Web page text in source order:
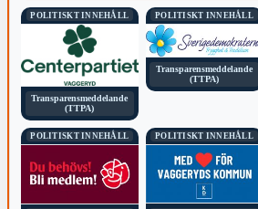
POLITISKT INNEHÅLL
Transparensmeddelande
(TTPA)
POLITISKT INNEHÅLL
Transparensmeddelande
(TTPA)
POLITISKT INNEHÅLL POLITISKT INNEHÅLL